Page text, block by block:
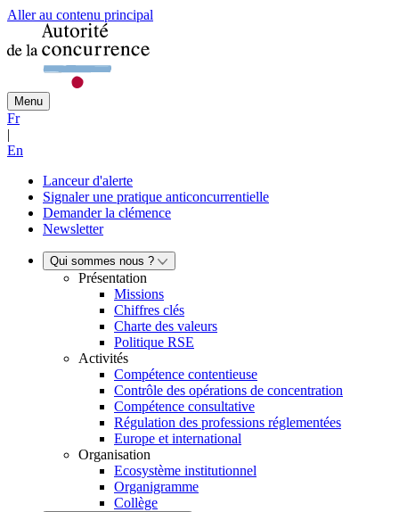
Aller au contenu principal
Menu
Fr
|
En
Lanceur d'alerte
Signaler une pratique anticoncurrentielle
Demander la clémence
Newsletter
Qui sommes nous ?
Présentation
Missions
Chiffres clés
Charte des valeurs
Politique RSE
Activités
Compétence contentieuse
Contrôle des opérations de concentration
Compétence consultative
Régulation des professions réglementées
Europe et international
Organisation
Ecosystème institutionnel
Organigramme
Collège